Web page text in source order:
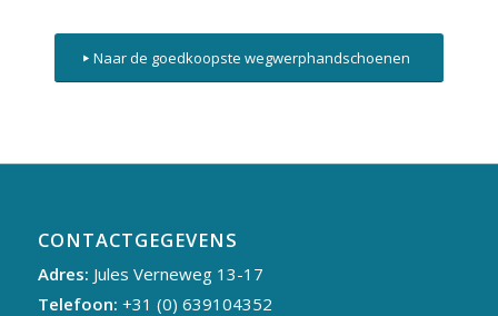
Naar de goedkoopste wegwerphandschoenen
CONTACTGEGEVENS
Adres: Jules Verneweg 13-17
Telefoon: +31 (0) 639104352